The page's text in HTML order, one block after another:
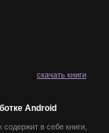
скачать книги
Android
содержит в себе книги,